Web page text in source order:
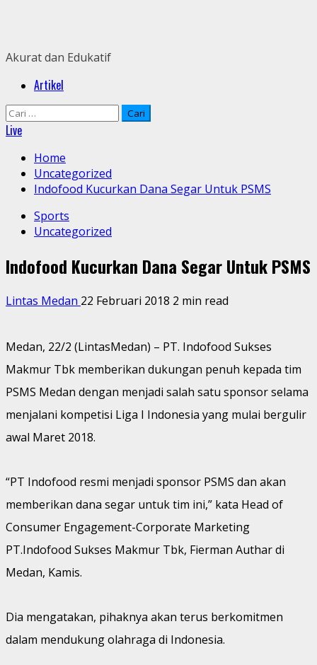
Akurat dan Edukatif
PrimaryArtikel
Cari
untuk:
Live
Home
Uncategorized
Indofood Kucurkan Dana Segar Untuk PSMS
Sports
Uncategorized
Indofood Kucurkan Dana Segar Untuk PSMS
Lintas Medan 22 Februari 2018 2 min read
Medan, 22/2 (LintasMedan) – PT. Indofood Sukses
Makmur Tbk memberikan dukungan penuh kepada tim
PSMS Medan dengan menjadi salah satu sponsor selama
menjalani kompetisi Liga I Indonesia yang mulai bergulir
awal Maret 2018.
“PT Indofood resmi menjadi sponsor PSMS dan akan
memberikan dana segar untuk tim ini,” kata Head of
Consumer Engagement-Corporate Marketing
PT.Indofood Sukses Makmur Tbk, Fierman Authar di
Medan, Kamis.
Dia mengatakan, pihaknya akan terus berkomitmen
dalam mendukung olahraga di Indonesia.